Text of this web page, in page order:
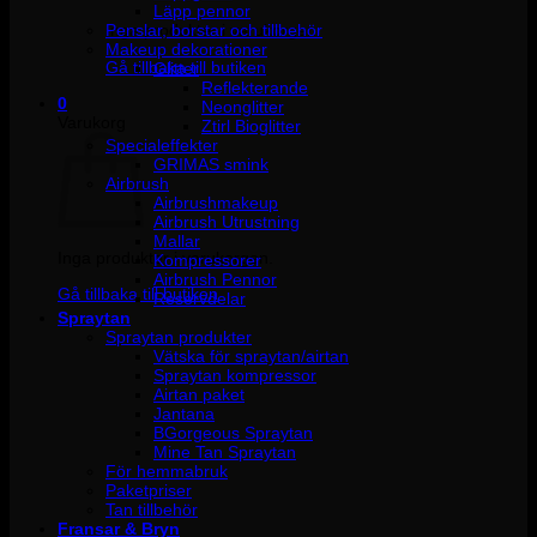
Inga produkter i varukorgen.
Gå tillbaka till butiken
0
Inga produkter i varukorgen.
Gå tillbaka till butiken
Läpp pennor
Penslar, borstar och tillbehör
Makeup dekorationer
Glitter
Reflekterande
Neonglitter
Ztirl Bioglitter
Specialeffekter
GRIMAS smink
Airbrush
Airbrushmakeup
Airbrush Utrustning
Mallar
Kompressorer
Airbrush Pennor
Reservdelar
Spraytan
Spraytan produkter
Vätska för spraytan/airtan
Spraytan kompressor
Airtan paket
Jantana
BGorgeous Spraytan
Mine Tan Spraytan
För hemmabruk
Paketpriser
Tan tillbehör
Fransar & Bryn